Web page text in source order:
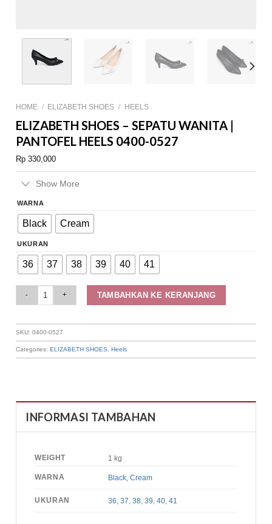
HOME / ELIZABETH SHOES / HEELS
ELIZABETH SHOES – SEPATU WANITA |
PANTOFEL HEELS 0400-0527
Rp 330,000
Show More
WARNA
Black Cream
UKURAN
36 37 38 39 40 41
TAMBAHKAN KE KERANJANG
SKU:0400-0527
Categories:ELIZABETH SHOES ,Heels
INFORMASI TAMBAHAN
WEIGHT 1 kg
WARNA Black ,Cream
UKURAN 36 ,37 ,38 ,39 ,40 ,41